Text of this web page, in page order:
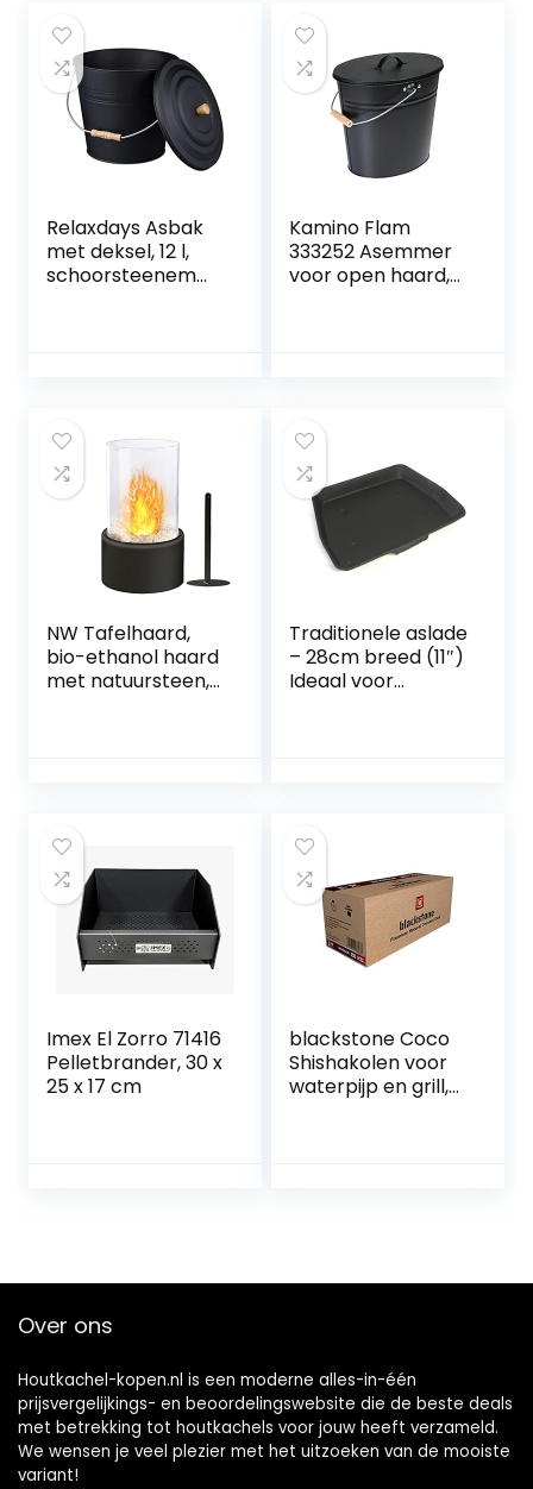
Relaxdays Asbak
met deksel, 12 l,
schoorsteenemm
Kamino Flam
333252 Asemmer
voor open haard,
NW Tafelhaard,
bio-ethanol haard
met natuursteen,
brandduur (zwart)
Traditionele aslade
– 28cm breed (11″)
Ideaal voor
Imex El Zorro 71416
Pelletbrander, 30 x
25 x 17 cm
blackstone Coco
Shishakolen voor
waterpijp en grill,
Over ons
Houtkachel-kopen.nl is een moderne alles-in-één
prijsvergelijkings- en beoordelingswebsite die de beste deals
met betrekking tot houtkachels voor jouw heeft verzameld.
We wensen je veel plezier met het uitzoeken van de mooiste
variant!